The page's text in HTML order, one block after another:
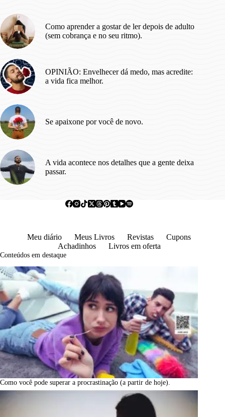
Como aprender a gostar de ler depois de adulto
(sem cobrança e no seu ritmo).
OPINIÃO: Envelhecer dá medo, mas acredite:
a vida fica melhor.
Se apaixone por você de novo.
A vida acontece nos detalhes que a gente deixa
passar.
Meu diário Meus Livros Revistas
Cupons
Achadinhos
Livros em oferta
Conteúdos em destaque
Como você pode superar a procrastinação (a partir de hoje).